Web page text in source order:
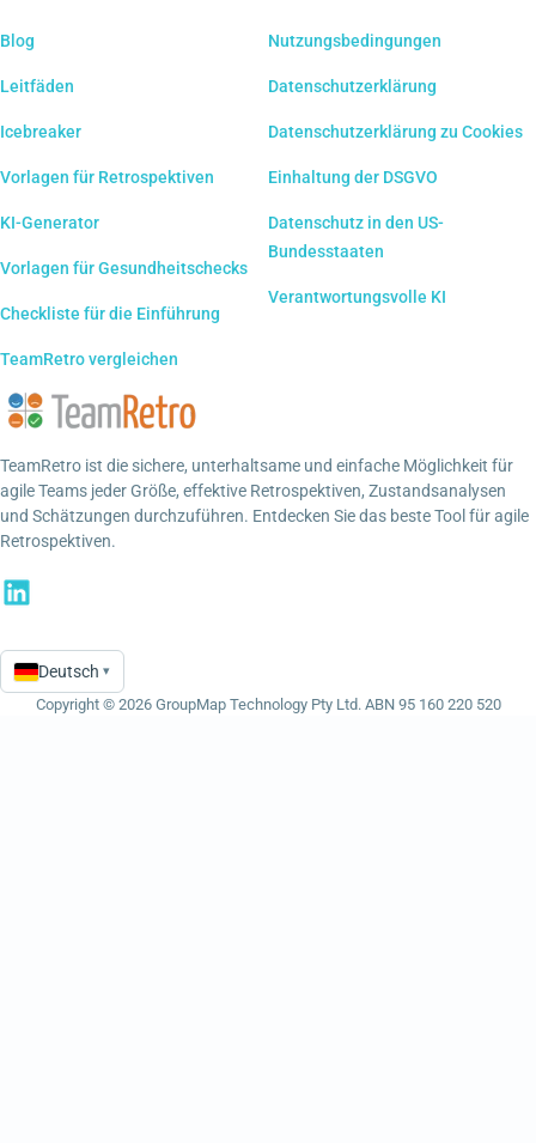
Blog
Leitfäden
Icebreaker
Vorlagen für Retrospektiven
KI-Generator
Vorlagen für Gesundheitschecks
Checkliste für die Einführung
TeamRetro vergleichen
Nutzungsbedingungen
Datenschutzerklärung
Datenschutzerklärung zu Cookies
Einhaltung der DSGVO
Datenschutz in den US-
Bundesstaaten
Verantwortungsvolle KI
TeamRetro ist die sichere, unterhaltsame und einfache Möglichkeit für
agile Teams jeder Größe, effektive Retrospektiven, Zustandsanalysen
und Schätzungen durchzuführen. Entdecken Sie das beste Tool für agile
Retrospektiven.
Language
Deutsch ▾
Copyright © 2026 GroupMap Technology Pty Ltd. ABN 95 160 220 520